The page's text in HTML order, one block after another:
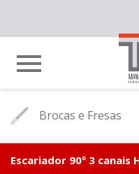
Brocas e Fresas
Escariador 90º 3 canais